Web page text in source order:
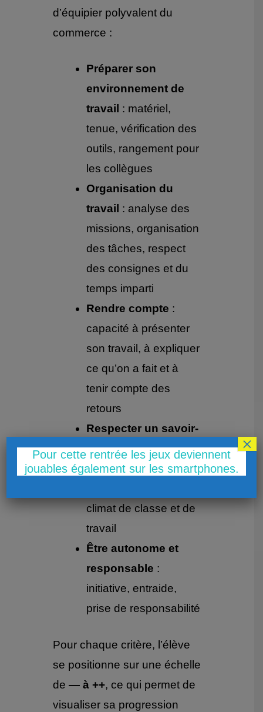
d’équipier polyvalent du
commerce :
Préparer son
environnement de
travail : matériel,
tenue, vérification des
outils, rangement pour
les collègues
Organisation du
travail : analyse des
missions, organisation
des tâches, respect
des consignes et du
temps imparti
Rendre compte :
capacité à présenter
son travail, à expliquer
ce qu’on a fait et à
tenir compte des
retours
Respecter un savoir-
être: attitude
professionnelle,
climat de classe et de
travail
Être autonome et
responsable :
initiative, entraide,
prise de responsabilité
Pour chaque critère, l’élève
se positionne sur une échelle
de — à ++, ce qui permet de
visualiser sa progression
Pour cette rentrée les jeux deviennent
jouables également sur les smartphones.
×